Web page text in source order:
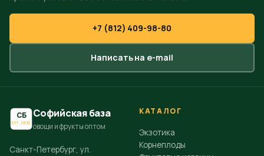
+7 (812) 409-98-80
Написать на e-mail
СБ
EST.2015
Софийская база
овощи и фрукты оптом
Санкт-Петербург, ул.
КАТАЛОГ
Экзотика
Корнеплоды